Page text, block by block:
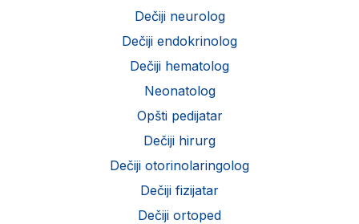
Dečiji neurolog
Dečiji endokrinolog
Dečiji hematolog
Neonatolog
Opšti pedijatar
Dečiji hirurg
Dečiji otorinolaringolog
Dečiji fizijatar
Dečiji ortoped